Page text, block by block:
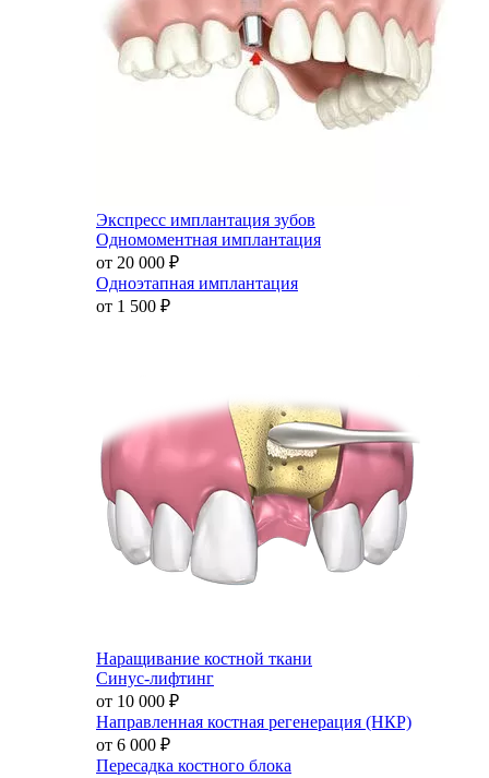
Экспресс имплантация зубов
Одномоментная имплантация
от 20 000 ₽
Одноэтапная имплантация
от 1 500 ₽
Наращивание костной ткани
Синус-лифтинг
от 10 000 ₽
Направленная костная регенерация (НКР)
от 6 000 ₽
Пересадка костного блока